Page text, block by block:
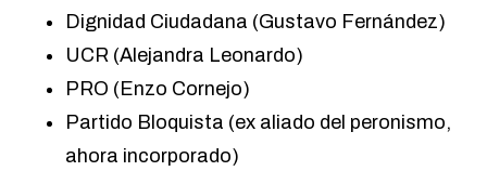
Dignidad Ciudadana (Gustavo Fernández)
UCR (Alejandra Leonardo)
PRO (Enzo Cornejo)
Partido Bloquista (ex aliado del peronismo,
ahora incorporado)